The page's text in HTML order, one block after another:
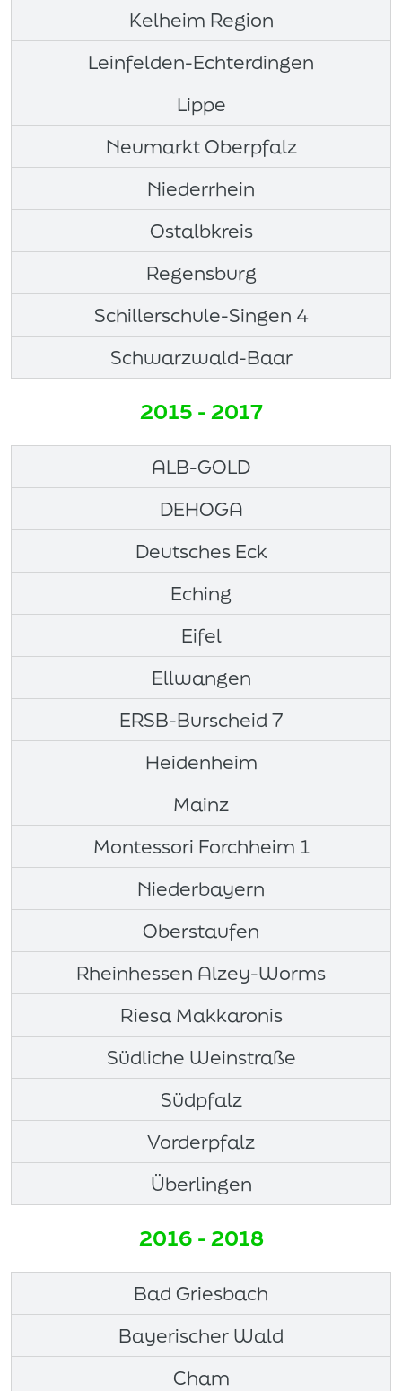
Kelheim Region
Leinfelden-Echterdingen
Lippe
Neumarkt Oberpfalz
Niederrhein
Ostalbkreis
Regensburg
Schillerschule-Singen 4
Schwarzwald-Baar
2015 - 2017
ALB-GOLD
DEHOGA
Deutsches Eck
Eching
Eifel
Ellwangen
ERSB-Burscheid 7
Heidenheim
Mainz
Montessori Forchheim 1
Niederbayern
Oberstaufen
Rheinhessen Alzey-Worms
Riesa Makkaronis
Südliche Weinstraße
Südpfalz
Vorderpfalz
Überlingen
2016 - 2018
Bad Griesbach
Bayerischer Wald
Cham